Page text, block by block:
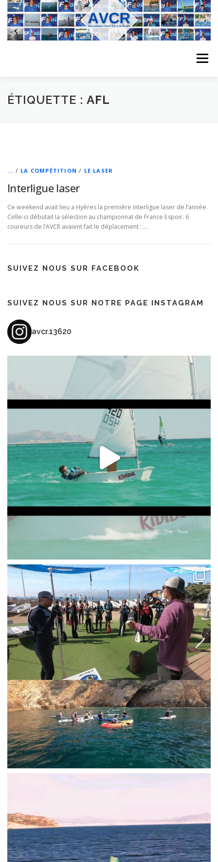
Aller
contenu
Menu
ACCUEIL L’ASSOCIATION
REGATES ALBUMS PHOTO
PLANNING DES COURS REVUES DE PRESSE
ÉTIQUETTE : AFL
... / LA COMPÉTITION / LE LASER
Interligue laser
Ce weekend avait lieu a Hyères la première interligue laser de l’année.
Celle-ci débutait la sélection au championnat de France Espoir. 6
coureurs de l’AVCR avaient fait le déplacement : …
SUIVEZ NOUS SUR FACEBOOK
SUIVEZ NOUS SUR NOTRE PAGE INSTAGRAM
avcr.13620